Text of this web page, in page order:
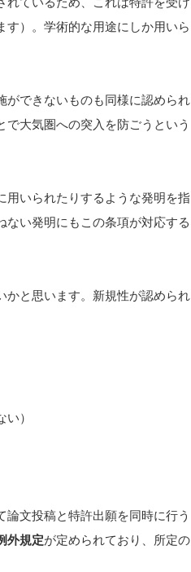
す）。学術的な用途にしか用いら
ができないものも同様に認められ
大気圏への突入を防ごうという
用いられたりするような発明を指
ない発明にもこの条項が対応する
かと思います。新規性が認められ
）
文投稿と特許出願を同時に行う
外規定が定められており、所定の